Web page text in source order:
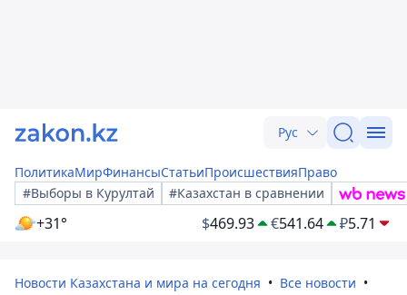
Рус
ПолитикаМирФинансыСтатьиПроисшествияПраво
#Выборы в Курултай
#Казахстан в сравнении
+31° $469.93 €541.64 ₽5.71
Новости Казахстана и мира на сегодня
Все новости